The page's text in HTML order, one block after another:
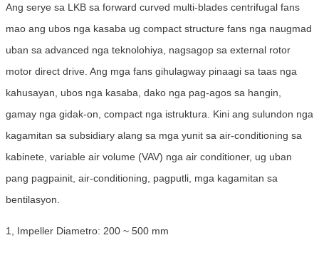
Ang serye sa LKB sa forward curved multi-blades centrifugal fans
mao ang ubos nga kasaba ug compact structure fans nga naugmad
uban sa advanced nga teknolohiya, nagsagop sa external rotor
motor direct drive. Ang mga fans gihulagway pinaagi sa taas nga
kahusayan, ubos nga kasaba, dako nga pag-agos sa hangin,
gamay nga gidak-on, compact nga istruktura. Kini ang sulundon nga
kagamitan sa subsidiary alang sa mga yunit sa air-conditioning sa
kabinete, variable air volume (VAV) nga air conditioner, ug uban
pang pagpainit, air-conditioning, pagputli, mga kagamitan sa
bentilasyon.
1, Impeller Diametro: 200 ~ 500 mm